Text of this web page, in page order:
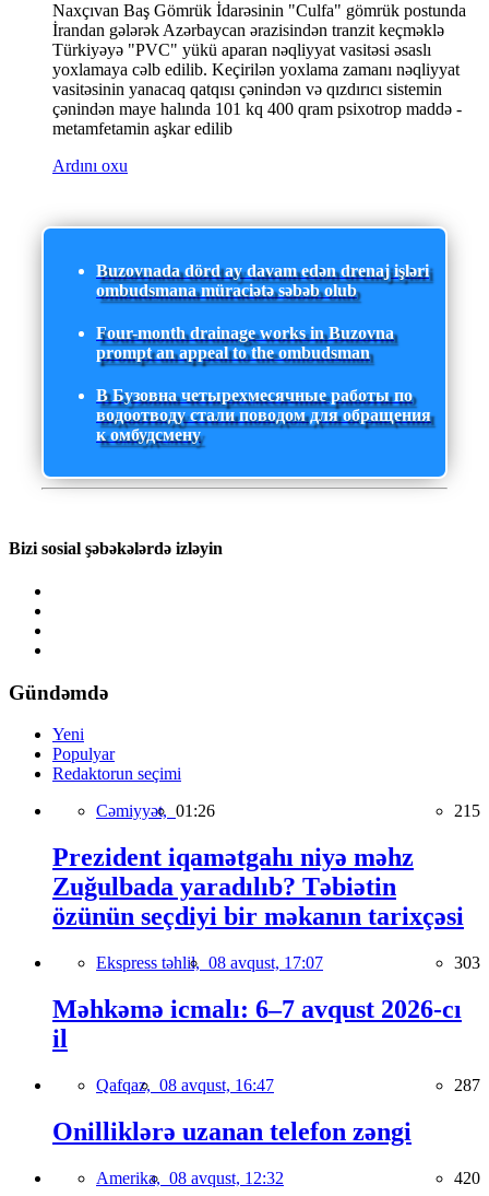
Naxçıvan Baş Gömrük İdarəsinin "Culfa" gömrük postunda
İrandan gələrək Azərbaycan ərazisindən tranzit keçməklə
Türkiyəyə "PVC" yükü aparan nəqliyyat vasitəsi əsaslı
yoxlamaya cəlb edilib. Keçirilən yoxlama zamanı nəqliyyat
vasitəsinin yanacaq qatqısı çənindən və qızdırıcı sistemin
çənindən maye halında 101 kq 400 qram psixotrop maddə -
metamfetamin aşkar edilib
Ardını oxu
Buzovnada dörd ay davam edən drenaj işləri
ombudsmana müraciətə səbəb olub
Four-month drainage works in Buzovna
prompt an appeal to the ombudsman
В Бузовна четырехмесячные работы по
водоотводу стали поводом для обращения
к омбудсмену
Bizi sosial şəbəkələrdə izləyin
Gündəmdə
Yeni
Populyar
Redaktorun seçimi
Cəmiyyət, 01:26 215
Prezident iqamətgahı niyə məhz
Zuğulbada yaradılıb? Təbiətin
özünün seçdiyi bir məkanın tarixçəsi
Ekspress təhlil, 08 avqust, 17:07 303
Məhkəmə icmalı: 6–7 avqust 2026-cı
il
Qafqaz, 08 avqust, 16:47 287
Onilliklərə uzanan telefon zəngi
Amerika, 08 avqust, 12:32 420